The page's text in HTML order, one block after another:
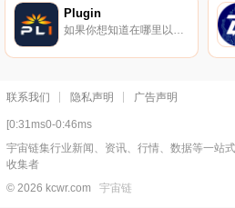
Plugin
如果你想知道在哪里以当前价格购买Plugin,目前交易{Plugin]股票的顶级加密货币交易所是Bitrue、BitMart、XT.COM、HitBTC和ProBit Global。您可以在我们的加密货币交易所页面上找到其他列表.
联系我们 隐私声明 广告声明
[0:31ms0-0:46ms
宇宙链集行业新闻、资讯、行情、数据等一站
收集者
© 2026 kcwr.com 宇宙链